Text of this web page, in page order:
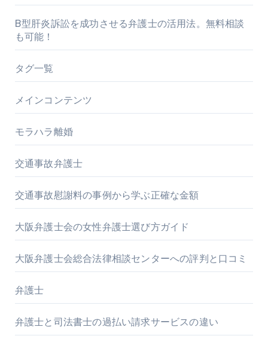
B型肝炎訴訟を成功させる弁護士の活用法。無料相談
も可能！
タグ一覧
メインコンテンツ
モラハラ離婚
交通事故弁護士
交通事故慰謝料の事例から学ぶ正確な金額
大阪弁護士会の女性弁護士選び方ガイド
大阪弁護士会総合法律相談センターへの評判と口コミ
弁護士
弁護士と司法書士の過払い請求サービスの違い